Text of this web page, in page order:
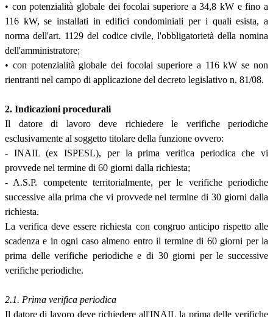
• con potenzialità globale dei focolai superiore a 34,8 kW e fino a
116 kW, se installati in edifici condominiali per i quali esista, a
norma dell'art. 1129 del codice civile, l'obbligatorietà della nomina
dell'amministratore;
• con potenzialità globale dei focolai superiore a 116 kW se non
rientranti nel campo di applicazione del decreto legislativo n. 81/08.
2. Indicazioni procedurali
Il datore di lavoro deve richiedere le verifiche periodiche
esclusivamente al soggetto titolare della funzione ovvero:
- INAIL (ex ISPESL), per la prima verifica periodica che vi
provvede nel termine di 60 giorni dalla richiesta;
- A.S.P. competente territorialmente, per le verifiche periodiche
successive alla prima che vi provvede nel termine di 30 giorni dalla
richiesta.
La verifica deve essere richiesta con congruo anticipo rispetto alle
scadenza e in ogni caso almeno entro il termine di 60 giorni per la
prima delle verifiche periodiche e di 30 giorni per le successive
verifiche periodiche.
2.1. Prima verifica periodica
Il datore di lavoro deve richiedere all'INAIL la prima delle verifiche